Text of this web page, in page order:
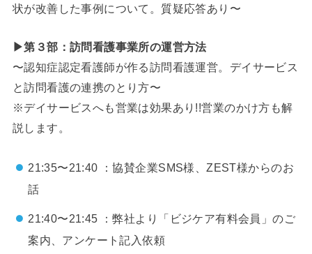
状が改善した事例について。質疑応答あり〜
▶第３部：訪問看護事業所の運営方法
〜認知症認定看護師が作る訪問看護運営。デイサービス
と訪問看護の連携のとり方〜
※デイサービスへも営業は効果あり!!営業のかけ方も解
説します。
21:35〜21:40 ：協賛企業SMS様、ZEST様からのお
話
21:40〜21:45 ：弊社より「ビジケア有料会員」のご
案内、アンケート記入依頼